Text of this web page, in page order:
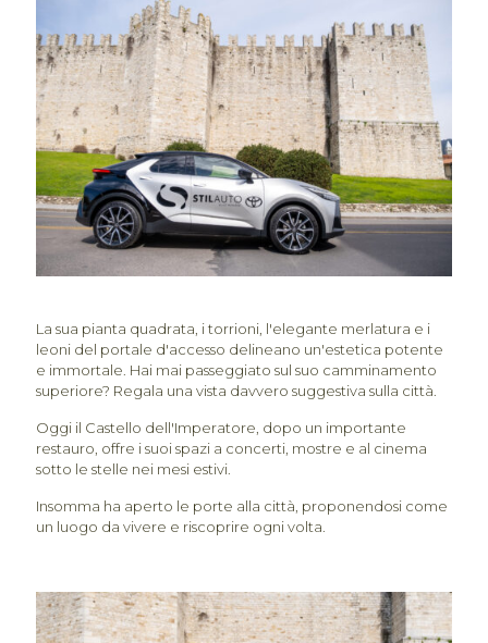
La sua pianta quadrata, i torrioni, l'elegante merlatura e i
leoni del portale d'accesso delineano un'estetica potente
e immortale. Hai mai passeggiato sul suo camminamento
superiore? Regala una vista davvero suggestiva sulla città.
Oggi il Castello dell'Imperatore, dopo un importante
restauro, offre i suoi spazi a concerti, mostre e al cinema
sotto le stelle nei mesi estivi.
Insomma ha aperto le porte alla città, proponendosi come
un luogo da vivere e riscoprire ogni volta.